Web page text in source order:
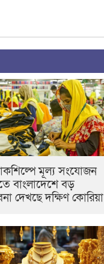
মূল্য সংযোজন
বাংলাদেশে বড়
দেখছে দক্ষিণ কোরিয়া